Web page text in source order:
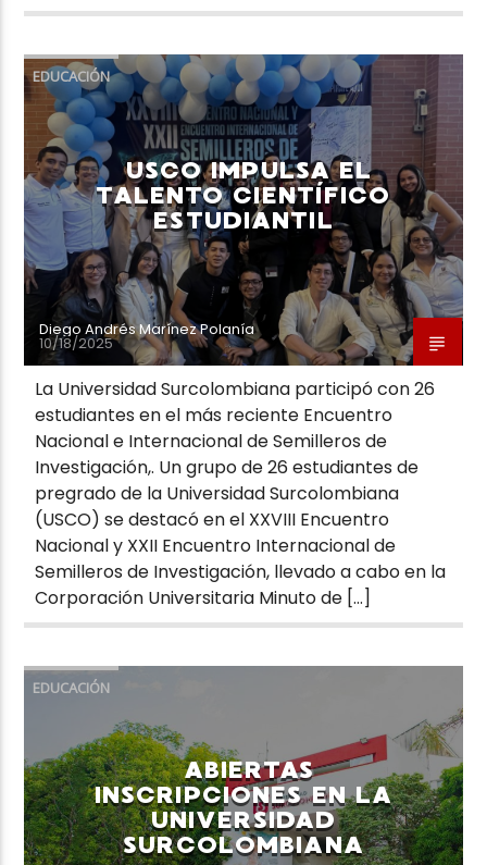
EDUCACIÓN
USCO IMPULSA EL
TALENTO CIENTÍFICO
ESTUDIANTIL
Diego Andrés Marínez Polanía
10/18/2025
La Universidad Surcolombiana participó con 26
estudiantes en el más reciente Encuentro
Nacional e Internacional de Semilleros de
Investigación,. Un grupo de 26 estudiantes de
pregrado de la Universidad Surcolombiana
(USCO) se destacó en el XXVIII Encuentro
Nacional y XXII Encuentro Internacional de
Semilleros de Investigación, llevado a cabo en la
Corporación Universitaria Minuto de […]
EDUCACIÓN
ABIERTAS
INSCRIPCIONES EN LA
UNIVERSIDAD
SURCOLOMBIANA